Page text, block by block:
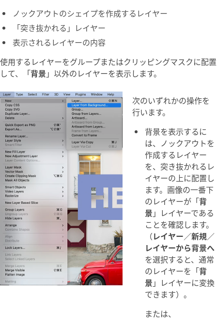
ノックアウトのシェイプを作成するレイヤー
「突き抜かれる」レイヤー
表示されるレイヤーの内容
使用するレイヤーをグループまたはクリッピングマスクに配置
して、「背景 」以外のレイヤーを表示します。
次のいずれかの操作を
行います。
背景を表示するに
は、ノックアウトを
作成するレイヤー
を、突き抜かれるレ
イヤーの上に配置し
ます。画像の一番下
のレイヤーが「背
景 」レイヤーである
ことを確認します。
（レイヤー／新規／
レイヤーから背景へ
を選択すると、通常
のレイヤーを「背
景 」レイヤーに変換
できます）。
または、